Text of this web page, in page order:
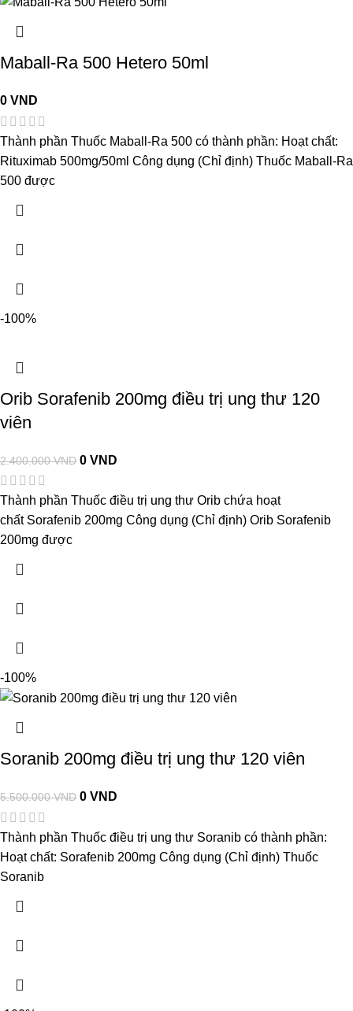
Maball-Ra 500 Hetero 50ml
0VND
Thành phần Thuốc Maball-Ra 500 có thành phần: Hoạt chất:
Rituximab 500mg/50ml Công dụng (Chỉ định) Thuốc Maball-Ra
500 được
-100%
Orib Sorafenib 200mg điều trị ung thư 120
viên
2.400.000VND 0VND
Thành phần Thuốc điều trị ung thư Orib chứa hoạt
chất Sorafenib 200mg Công dụng (Chỉ định) Orib Sorafenib
200mg được
-100%
Soranib 200mg điều trị ung thư 120 viên
5.500.000VND 0VND
Thành phần Thuốc điều trị ung thư Soranib có thành phần:
Hoạt chất: Sorafenib 200mg Công dụng (Chỉ định) Thuốc
Soranib